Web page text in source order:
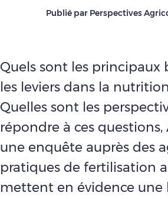
Publié par Perspectives
Quels sont les principaux
les leviers dans la
Quelles sont les
répondre à ces
une enquête auprès des
pratiques de fertilisation
mettent en évidence